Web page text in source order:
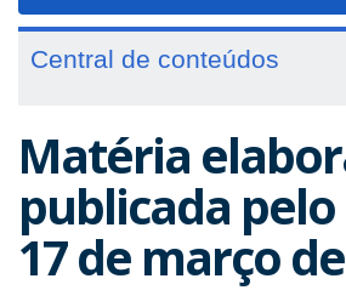
Central de conteúdos
Matéria
publicada pelo
17 de março